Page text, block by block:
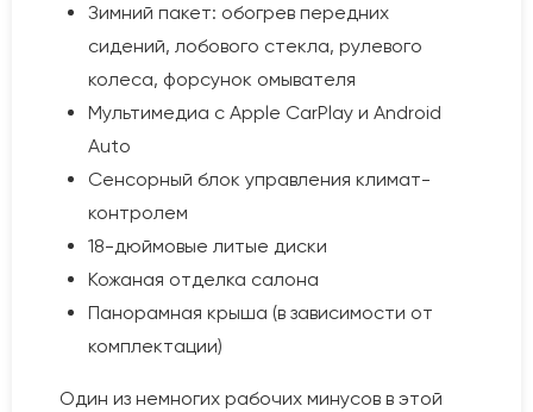
Зимний пакет: обогрев передних
сидений, лобового стекла, рулевого
колеса, форсунок омывателя
Мультимедиа с Apple CarPlay и Android
Auto
Сенсорный блок управления климат-
контролем
18-дюймовые литые диски
Кожаная отделка салона
Панорамная крыша (в зависимости от
комплектации)
Один из немногих рабочих минусов в этой